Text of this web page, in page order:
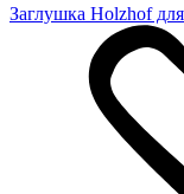
Заглушка Holzhof